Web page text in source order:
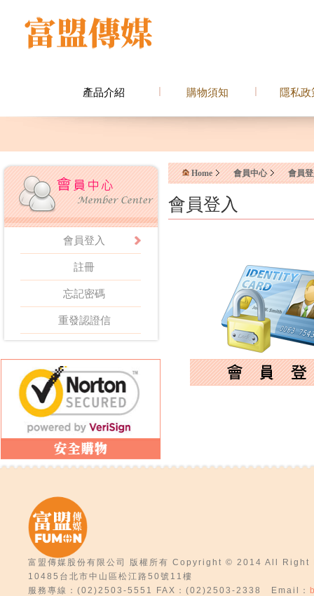
產品介紹 購物須知 隱私政
會員登入
註冊
忘記密碼
重發認證信
Home 會員中心 會員
會員登入
富盟傳媒股份有限公司 版權所有 Copyright © 2014 All
10485台北市中山區松江路50號11樓
服務專線：(02)2503-5551 FAX：(02)2503-2338 Email：